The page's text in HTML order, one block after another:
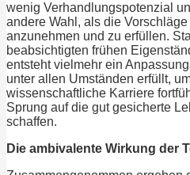
wenig Verhandlungspotenzial
andere Wahl, als die
anzunehmen und zu erfüllen.
beabsichtigten frühen
entsteht vielmehr ein
unter allen Umständen erfüllt,
wissenschaftliche Karriere
Sprung auf die gut gesicherte
schaffen.
Die ambivalente Wirkung der